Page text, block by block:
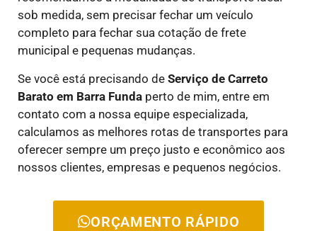
sob medida, sem precisar fechar um veículo
completo para fechar sua cotação de frete
municipal e pequenas mudanças.
Se você está precisando de Serviço de Carreto
Barato em Barra Funda perto de mim, entre em
contato com a nossa equipe especializada,
calculamos as melhores rotas de transportes para
oferecer sempre um preço justo e econômico aos
nossos clientes, empresas e pequenos negócios.
ORÇAMENTO RÁPIDO